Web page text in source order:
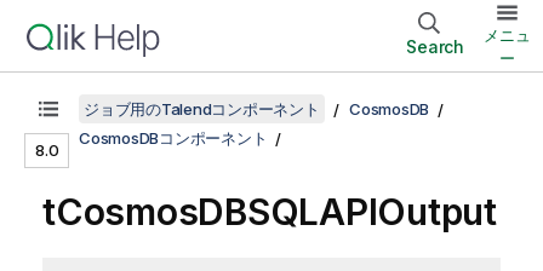
Search
メニュ
ー
8.0
ジョブ用のTalendコンポーネント
CosmosDB
CosmosDBコンポーネント
tCosmosDBSQLAPIOutput